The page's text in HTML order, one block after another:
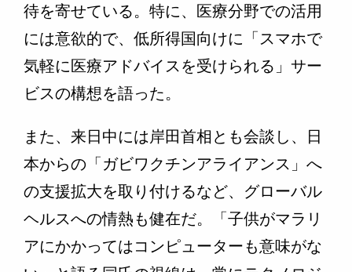
待を寄せている。特に、医療分野での活用
には意欲的で、低所得国向けに「スマホで
気軽に医療アドバイスを受けられる」サー
ビスの構想を語った。
また、来日中には岸田首相とも会談し、日
本からの「ガビワクチンアライアンス」へ
の支援拡大を取り付けるなど、グローバル
ヘルスへの情熱も健在だ。「子供がマラリ
アにかかってはコンピューターも意味がな